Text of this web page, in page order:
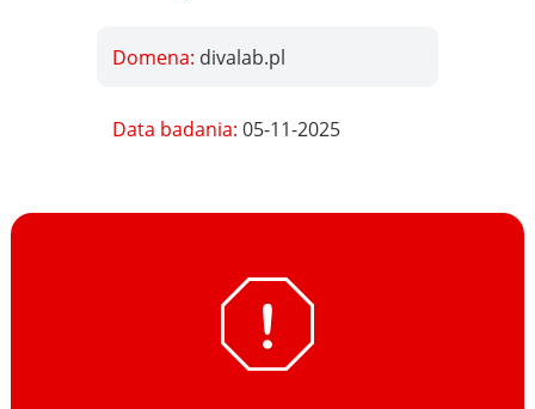
Domena: divalab.pl
Data badania:05-11-2025